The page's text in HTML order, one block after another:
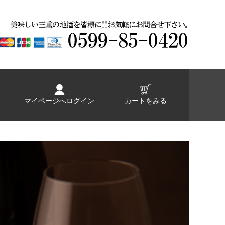
マイページへログイン カートをみる